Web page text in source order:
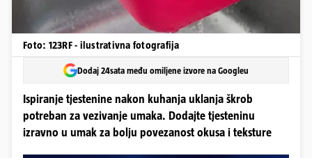
Foto: 123RF - ilustrativna fotografija
Dodaj 24sata među omiljene izvore na Googleu
Ispiranje tjestenine nakon kuhanja uklanja škrob
potreban za vezivanje umaka. Dodajte tjesteninu
izravno u umak za bolju povezanost okusa i teksture